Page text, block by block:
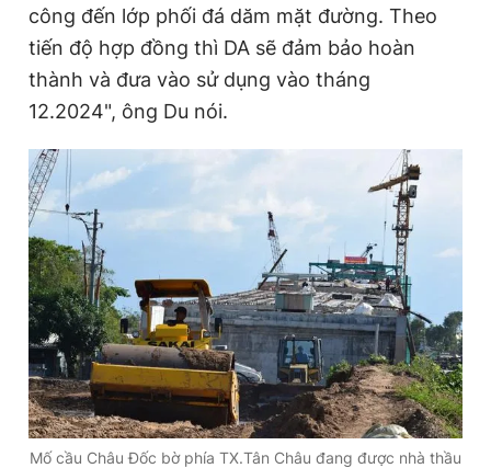
công đến lớp phối đá dăm mặt đường. Theo
tiến độ hợp đồng thì DA sẽ đảm bảo hoàn
thành và đưa vào sử dụng vào tháng
12.2024", ông Du nói.
Mố cầu Châu Đốc bờ phía TX.Tân Châu đang được nhà thầu